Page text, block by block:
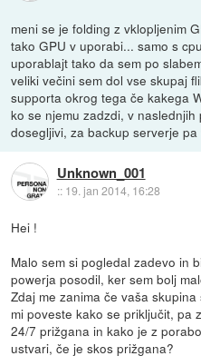
meni se je folding z vklopljenim
tako GPU v uporabi... samo s
uporablajt tako da sem po
veliki večini sem dol vse skupaj
supporta okrog tega če kakega
ko se njemu zadzdi, v
dosegljivi, za backup serverje
Unknown_001
:: 19. jan 2014, 16:28
Hei !
Malo sem si pogledal zadevo in
powerja posodil, ker sem bolj
Zdaj me zanima če vaša
mi poveste kako se priključit, pa
24/7 prižgana in kako je z
ustvari, če je skos prižgana?